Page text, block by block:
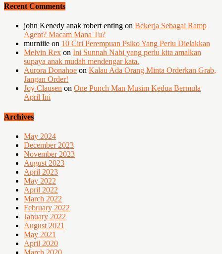
Recent Comments
john Kenedy anak robert enting on Bekerja Sebagai Ramp
Agent? Macam Mana Tu?
murniiie on 10 Ciri Perempuan Psiko Yang Perlu Dielakkan
Melvin Rex on Ini Sunnah Nabi yang perlu kita amalkan
supaya anak mudah mendengar kata.
Aurora Donahoe on Kalau Ada Orang Minta Orderkan Grab,
Jangan Order!
Joy Clausen on One Punch Man Musim Kedua Bermula
April Ini
Archives
May 2024
December 2023
November 2023
August 2023
April 2023
May 2022
April 2022
March 2022
February 2022
January 2022
August 2021
May 2021
April 2020
March 2020